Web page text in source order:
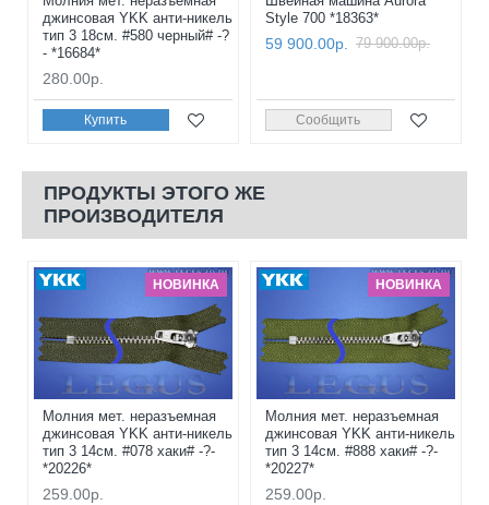
джинсовая YKK анти-никель
тип 3 18см. #580 черный# -?
- *16684*
280.00р.
Купить
Style 700 *18363*
59 900.00р. 79 900.00р.
Сообщить
ПРОДУКТЫ ЭТОГО ЖЕ
ПРОИЗВОДИТЕЛЯ
НОВИНКА
Молния мет. неразъемная
джинсовая YKK анти-никель
тип 3 14см. #078 хаки# -?-
*20226*
259.00р.
НОВИНКА
Молния мет. неразъемная
джинсовая YKK анти-никель
тип 3 14см. #888 хаки# -?-
*20227*
259.00р.